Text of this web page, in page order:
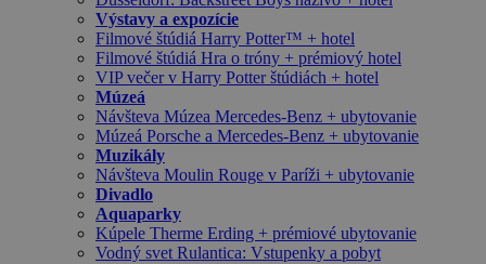
Výstavy a expozície
Filmové štúdiá Harry Potter™ + hotel
Filmové štúdiá Hra o tróny + prémiový hotel
VIP večer v Harry Potter štúdiách + hotel
Múzeá
Návšteva Múzea Mercedes-Benz + ubytovanie
Múzeá Porsche a Mercedes-Benz + ubytovanie
Muzikály
Návšteva Moulin Rouge v Paríži + ubytovanie
Divadlo
Aquaparky
Kúpele Therme Erding + prémiové ubytovanie
Vodný svet Rulantica: Vstupenky a pobyt